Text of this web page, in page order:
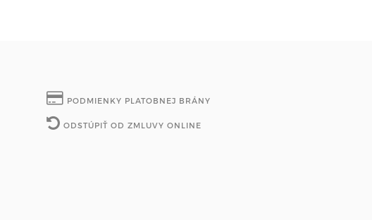
PODMIENKY PLATOBNEJ BRÁNY
ODSTÚPIŤ OD ZMLUVY ONLINE